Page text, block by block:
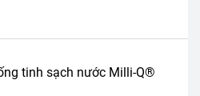
tinh sạch nước Milli-Q®